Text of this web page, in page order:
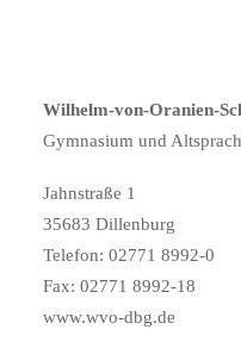
Wilhelm-von-Oranien-
Gymnasium und
Jahnstraße 1
35683 Dillenburg
Telefon: 02771 8992-0
Fax: 02771 8992-18
www.wvo-dbg.de